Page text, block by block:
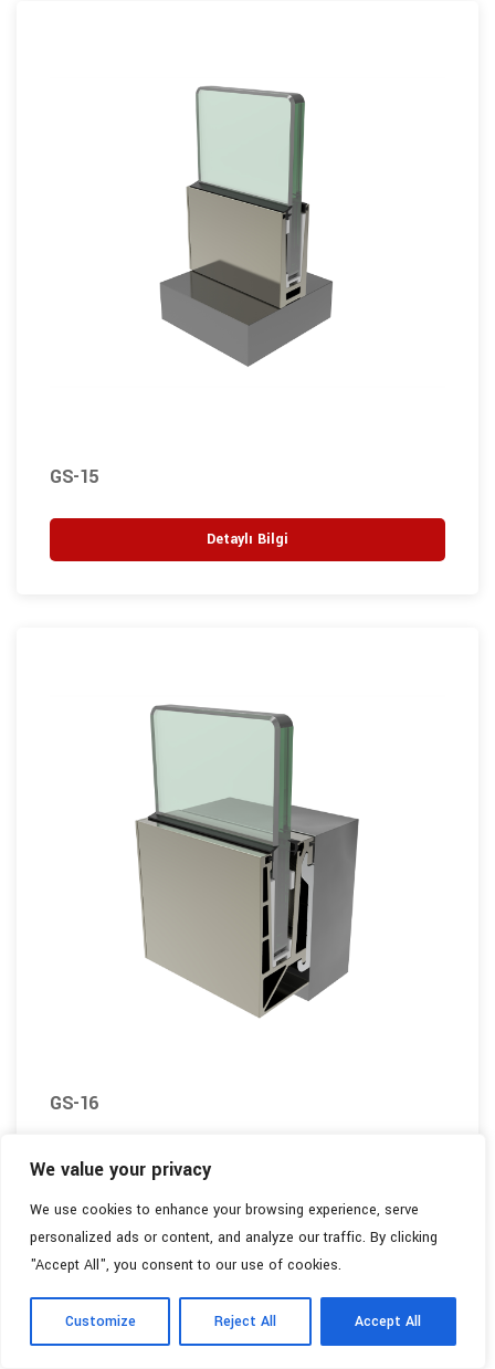
We value your privacy
We use cookies to enhance your browsing experience, serve
personalized ads or content, and analyze our traffic. By clicking
"Accept All", you consent to our use of cookies.
Customize Reject All Accept All
GS-15
Detaylı Bilgi
GS-16
Detaylı Bilgi